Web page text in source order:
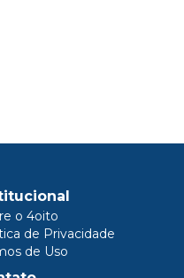
o 4oito
de Privacidade
de Uso